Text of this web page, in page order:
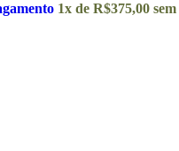
1x de R$375,00